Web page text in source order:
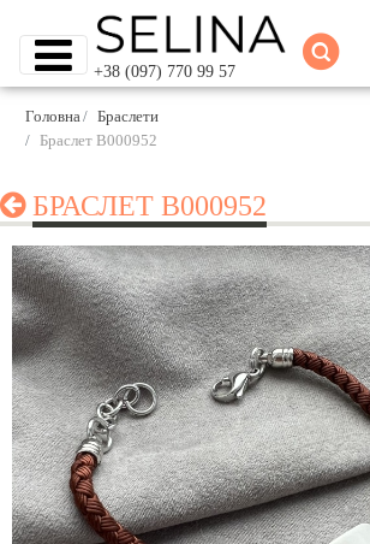
+38 (097) 770 99 57
Головна
Браслети
Браслет B000952
БРАСЛЕТ B000952